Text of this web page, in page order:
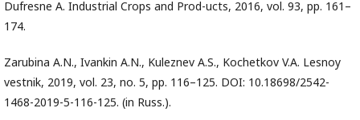
Dufresne A. Industrial Crops and Prod-ucts, 2016, vol. 93, pр. 161–
174.
Zarubina A.N., Ivankin A.N., Kuleznev A.S., Kochetkov V.A. Lesnoy
vestnik, 2019, vol. 23, no. 5, pp. 116–125. DOI: 10.18698/2542-
1468-2019-5-116-125. (in Russ.).